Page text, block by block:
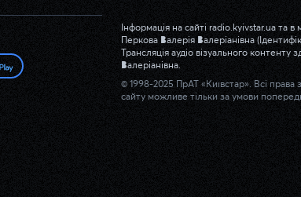
Інформація на сайті radio.kyivstar.ua
Перкова Валерія Валеріанівна
Трансляція аудіо візуального
Валеріанівна.
© 1998-2025 ПрАТ «Київстар». Всі
сайту можливе тільки за умови